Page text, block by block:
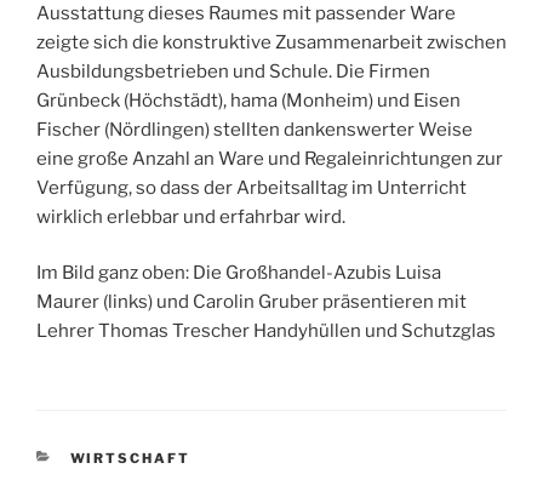
Ausstattung dieses Raumes mit passender Ware
zeigte sich die konstruktive Zusammenarbeit zwischen
Ausbildungsbetrieben und Schule. Die Firmen
Grünbeck (Höchstädt), hama (Monheim) und Eisen
Fischer (Nördlingen) stellten dankenswerter Weise
eine große Anzahl an Ware und Regaleinrichtungen zur
Verfügung, so dass der Arbeitsalltag im Unterricht
wirklich erlebbar und erfahrbar wird.
Im Bild ganz oben: Die Großhandel-Azubis Luisa
Maurer (links) und Carolin Gruber präsentieren mit
Lehrer Thomas Trescher Handyhüllen und Schutzglas
KATEGORIEN
WIRTSCHAFT